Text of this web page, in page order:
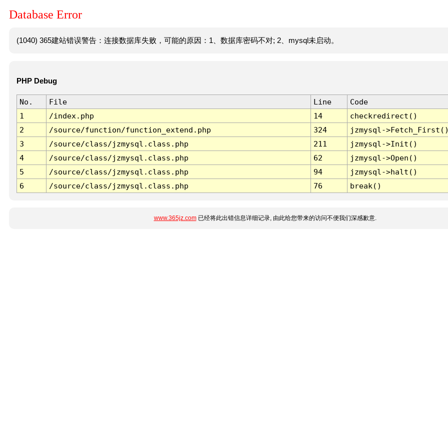
Database Error
(1040) 365建站错误警告：连接数据库失败，可能的原因：1、数据库密码不对; 2、mysql未启动。
PHP Debug
No. File Line
Code
1
/index.php 14
checkredirect()
2
/source/function/function_extend.php 324
jzmysql-
3
/source/class/jzmysql.class.php 211
jzmysql->Init()
4
/source/class/jzmysql.class.php 62
jzmysql->Open()
5
/source/class/jzmysql.class.php 94
jzmysql->halt()
6
/source/class/jzmysql.class.php 76 break()
www.365jz.com已经将此出错信息详细记录, 由此给您带来的访问不便我们深感歉意.